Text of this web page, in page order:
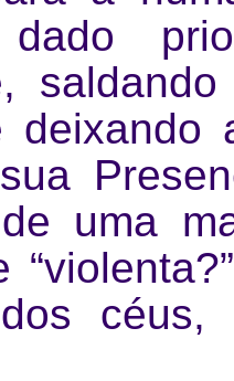
dado
deixando
uma
céus,